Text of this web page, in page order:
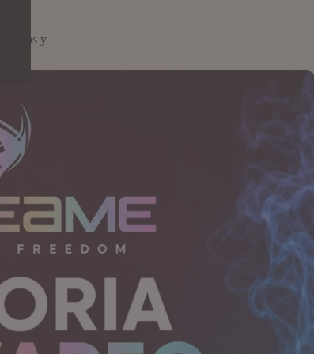
y
ti.
la era del vapeo inteligente